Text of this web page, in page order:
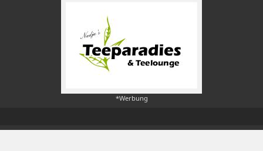
*Werbung